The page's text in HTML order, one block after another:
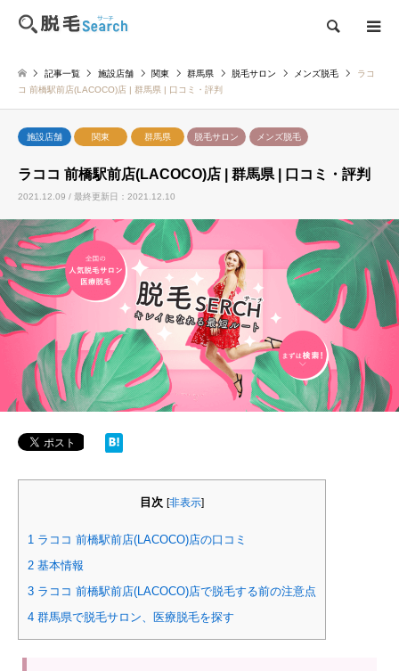
検索
記事一覧 施設店舗 関東 群馬県 脱毛サロン メンズ脱毛
ラコ
コ 前橋駅前店(LACOCO)店 | 群馬県 | 口コミ・評判
施設店舗 関東 群馬県 脱毛サロン メンズ脱毛
ラココ 前橋駅前店(LACOCO)店 | 群馬県 | 口コミ・評判
2021.12.09 / 最終更新日：2021.12.10
目次 [非表示]
1 ラココ 前橋駅前店(LACOCO)店の口コミ
2 基本情報
3 ラココ 前橋駅前店(LACOCO)店で脱毛する前の注意点
4 群馬県で脱毛サロン、医療脱毛を探す